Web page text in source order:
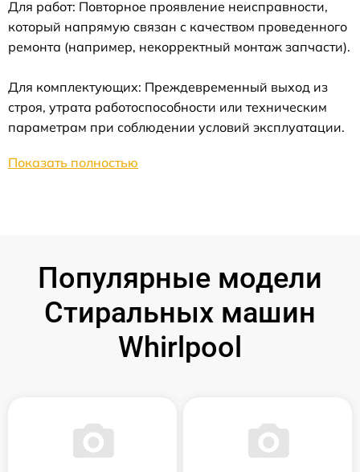
Для работ: Повторное проявление неисправности,
который напрямую связан с качеством проведенного
ремонта (например, некорректный монтаж запчасти).
Для комплектующих: Преждевременный выход из
строя, утрата работоспособности или техническим
параметрам при соблюдении условий эксплуатации.
Показать полностью
Популярные модели
Стиральных машин
Whirlpool